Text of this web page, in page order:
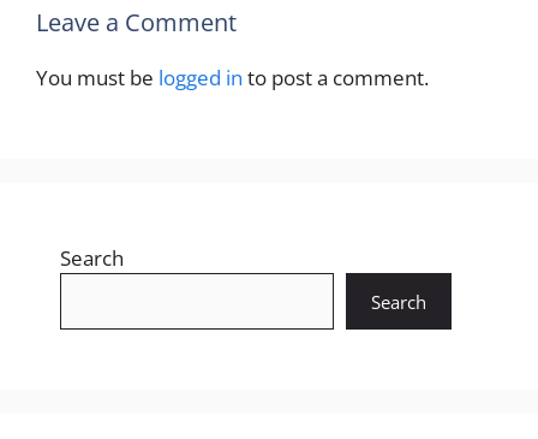
Leave a Comment
You must be logged in to post a comment.
Search
Search